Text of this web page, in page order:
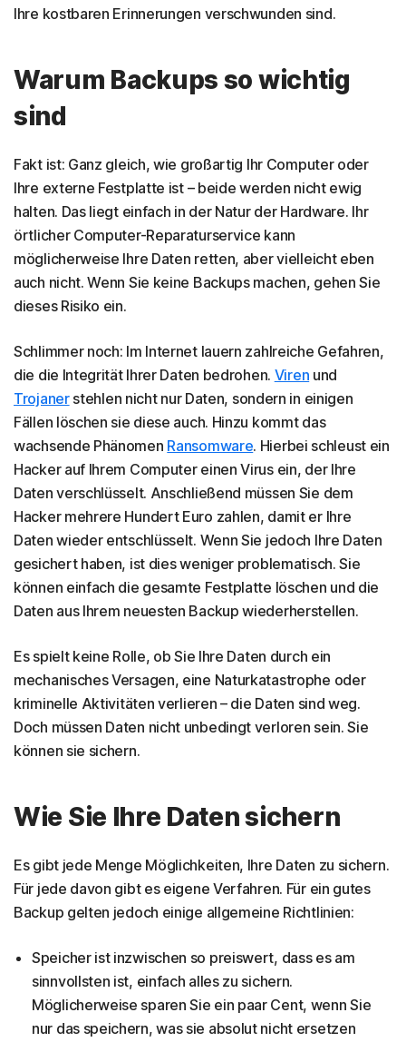
Ihre kostbaren Erinnerungen verschwunden sind.
Warum Backups so wichtig
sind
Fakt ist: Ganz gleich, wie großartig Ihr Computer oder
Ihre externe Festplatte ist – beide werden nicht ewig
halten. Das liegt einfach in der Natur der Hardware. Ihr
örtlicher Computer-Reparaturservice kann
möglicherweise Ihre Daten retten, aber vielleicht eben
auch nicht. Wenn Sie keine Backups machen, gehen Sie
dieses Risiko ein.
Schlimmer noch: Im Internet lauern zahlreiche Gefahren,
die die Integrität Ihrer Daten bedrohen. Viren und
Trojanerstehlen nicht nur Daten, sondern in einigen
Fällen löschen sie diese auch. Hinzu kommt das
wachsende Phänomen Ransomware. Hierbei schleust ein
Hacker auf Ihrem Computer einen Virus ein, der Ihre
Daten verschlüsselt. Anschließend müssen Sie dem
Hacker mehrere Hundert Euro zahlen, damit er Ihre
Daten wieder entschlüsselt. Wenn Sie jedoch Ihre Daten
gesichert haben, ist dies weniger problematisch. Sie
können einfach die gesamte Festplatte löschen und die
Daten aus Ihrem neuesten Backup wiederherstellen.
Es spielt keine Rolle, ob Sie Ihre Daten durch ein
mechanisches Versagen, eine Naturkatastrophe oder
kriminelle Aktivitäten verlieren – die Daten sind weg.
Doch müssen Daten nicht unbedingt verloren sein. Sie
können sie sichern.
Wie Sie Ihre Daten sichern
Es gibt jede Menge Möglichkeiten, Ihre Daten zu sichern.
Für jede davon gibt es eigene Verfahren. Für ein gutes
Backup gelten jedoch einige allgemeine Richtlinien:
Speicher ist inzwischen so preiswert, dass es am
sinnvollsten ist, einfach alles zu sichern.
Möglicherweise sparen Sie ein paar Cent, wenn Sie
nur das speichern, was sie absolut nicht ersetzen